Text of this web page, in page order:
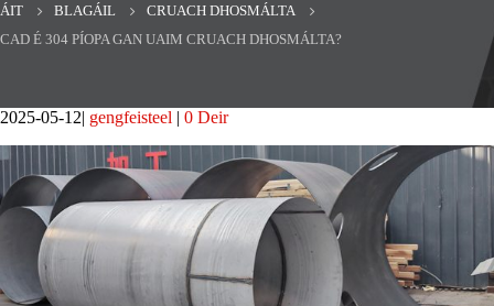
ÁIT BLAGÁIL
CRUACH DHOSMÁLTA
CAD É 304 PÍOPA GAN UAIM CRUACH DHOSMÁLTA?
2025-05-12 gengfeisteel 0 Deir